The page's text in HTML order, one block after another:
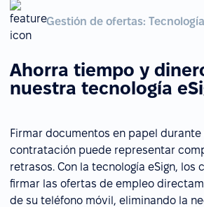
Gestión de ofertas:
Ahorra tiempo y
nuestra tecnología
Firmar documentos en papel
contratación puede representar
retrasos. Con la tecnología eSign, los
firmar las ofertas de empleo
de su teléfono móvil, eliminando la